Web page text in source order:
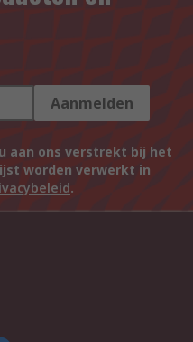
Aanmelden
aan ons verstrekt bij het
worden verwerkt in
.